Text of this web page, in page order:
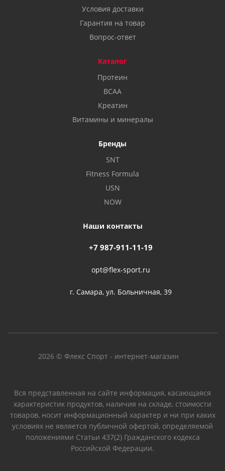
Условия доставки
Гарантия на товар
Вопрос-ответ
Каталог
Протеин
BCAA
Креатин
Витамины и минералы
Бренды
SNT
Fitness Formula
USN
NOW
Наши контакты
+7 987-911-11-19
opt@flex-sport.ru
г. Самара, ул. Больничная, 39
2026 © Флекс Спорт - интернет-магазин
Вся представленная на сайте информация, касающаяся
характеристик продуктов, наличия на складе, стоимости
товаров, носит информационный характер и ни при каких
условиях не является публичной офертой, определяемой
положениями Статьи 437(2) Гражданского кодекса
Российской Федерации.